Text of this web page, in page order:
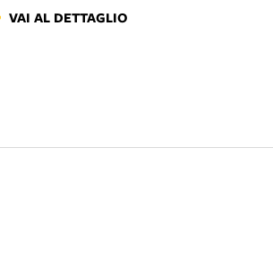
VAI AL DETTAGLIO